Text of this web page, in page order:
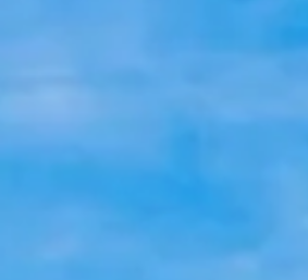
полей и подготовки
с одними из самых